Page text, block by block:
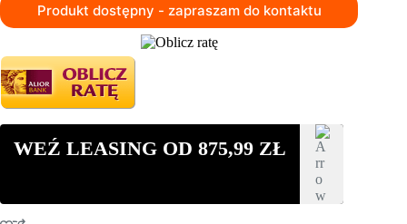
Produkt dostępny - zapraszam do kontaktu
WEŹ LEASING OD 875,99 ZŁ